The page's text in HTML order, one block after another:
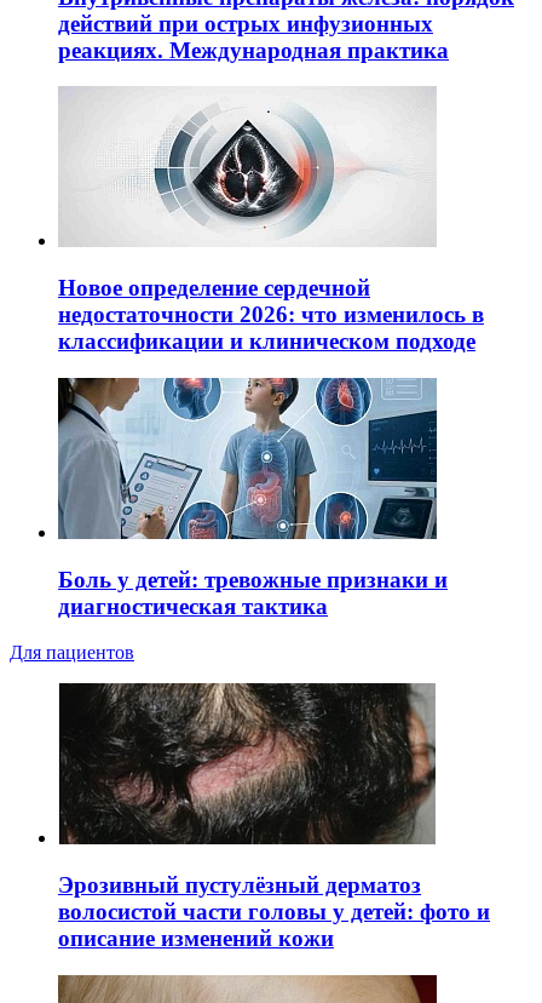
действий при острых инфузионных
реакциях. Международная практика
Новое определение сердечной
недостаточности 2026: что изменилось в
классификации и клиническом подходе
Боль у детей: тревожные признаки и
диагностическая тактика
Для пациентов
Эрозивный пустулёзный дерматоз
волосистой части головы у детей: фото и
описание изменений кожи